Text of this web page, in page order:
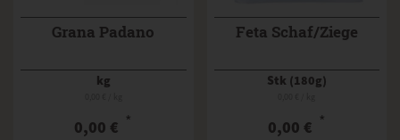
Grana Padano
kg
0,00 € *
Feta Schaf/Ziege
Stk (180g)
0,00 € *